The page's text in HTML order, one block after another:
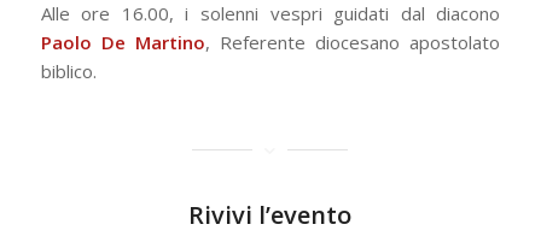
Alle ore 16.00, i solenni vespri guidati dal diacono
Paolo De Martino, Referente diocesano apostolato
biblico.
Rivivi l’evento